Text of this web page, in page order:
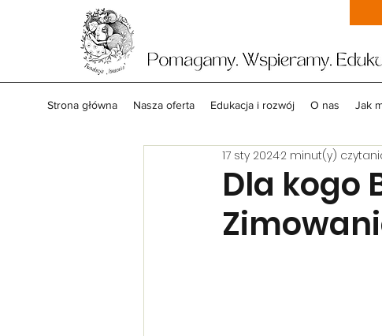
Strona główna Nasza oferta Edukacja i rozwój O nas Jak
Dla kogo
17 sty 20242 minut(y)